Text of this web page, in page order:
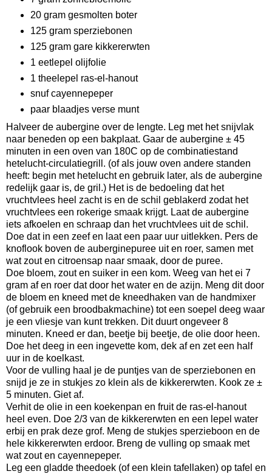
20 gram gesmolten boter
125 gram sperziebonen
125 gram gare kikkererwten
1 eetlepel olijfolie
1 theelepel ras-el-hanout
snuf cayennepeper
paar blaadjes verse munt
Halveer de aubergine over de lengte. Leg met het snijvlak
naar beneden op een bakplaat. Gaar de aubergine ± 45
minuten in een oven van 180C op de combinatiestand
hetelucht-circulatiegrill. (of als jouw oven andere standen
heeft: begin met hetelucht en gebruik later, als de aubergine
redelijk gaar is, de gril.) Het is de bedoeling dat het
vruchtvlees heel zacht is en de schil geblakerd zodat het
vruchtvlees een rokerige smaak krijgt. Laat de aubergine
iets afkoelen en schraap dan het vruchtvlees uit de schil.
Doe dat in een zeef en laat een paar uur uitlekken. Pers de
knoflook boven de auberginepuree uit en roer, samen met
wat zout en citroensap naar smaak, door de puree.
Doe bloem, zout en suiker in een kom. Weeg van het ei 7
gram af en roer dat door het water en de azijn. Meng dit door
de bloem en kneed met de kneedhaken van de handmixer
(of gebruik een broodbakmachine) tot een soepel deeg waar
je een vliesje van kunt trekken. Dit duurt ongeveer 8
minuten. Kneed er dan, beetje bij beetje, de olie door heen.
Doe het deeg in een ingevette kom, dek af en zet een half
uur in de koelkast.
Voor de vulling haal je de puntjes van de sperziebonen en
snijd je ze in stukjes zo klein als de kikkererwten. Kook ze ±
5 minuten. Giet af.
Verhit de olie in een koekenpan en fruit de ras-el-hanout
heel even. Doe 2/3 van de kikkererwten en een lepel water
erbij en prak deze grof. Meng de stukjes sperzieboon en de
hele kikkererwten erdoor. Breng de vulling op smaak met
wat zout en cayennepeper.
Leg een gladde theedoek (of een klein tafellaken) op tafel en